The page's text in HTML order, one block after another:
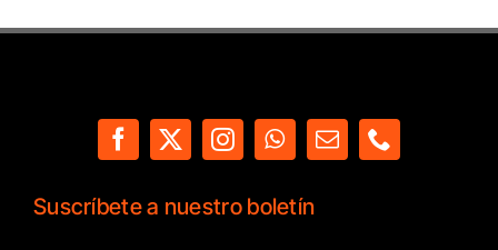
Suscríbete a nuestro boletín